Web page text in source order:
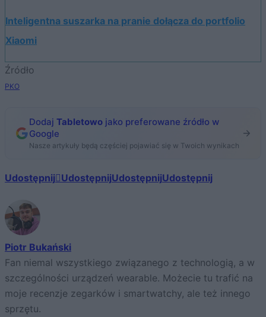
Inteligentna suszarka na pranie dołącza do portfolio
Xiaomi
Źródło
PKO
Dodaj Tabletowo jako preferowane źródło w
Google
Nasze artykuły będą częściej pojawiać się w Twoich wynikach
Udostępnij UdostępnijUdostępnijUdostępnij
Piotr Bukański
Fan niemal wszystkiego związanego z technologią, a w
szczególności urządzeń wearable. Możecie tu trafić na
moje recenzje zegarków i smartwatchy, ale też innego
sprzętu.